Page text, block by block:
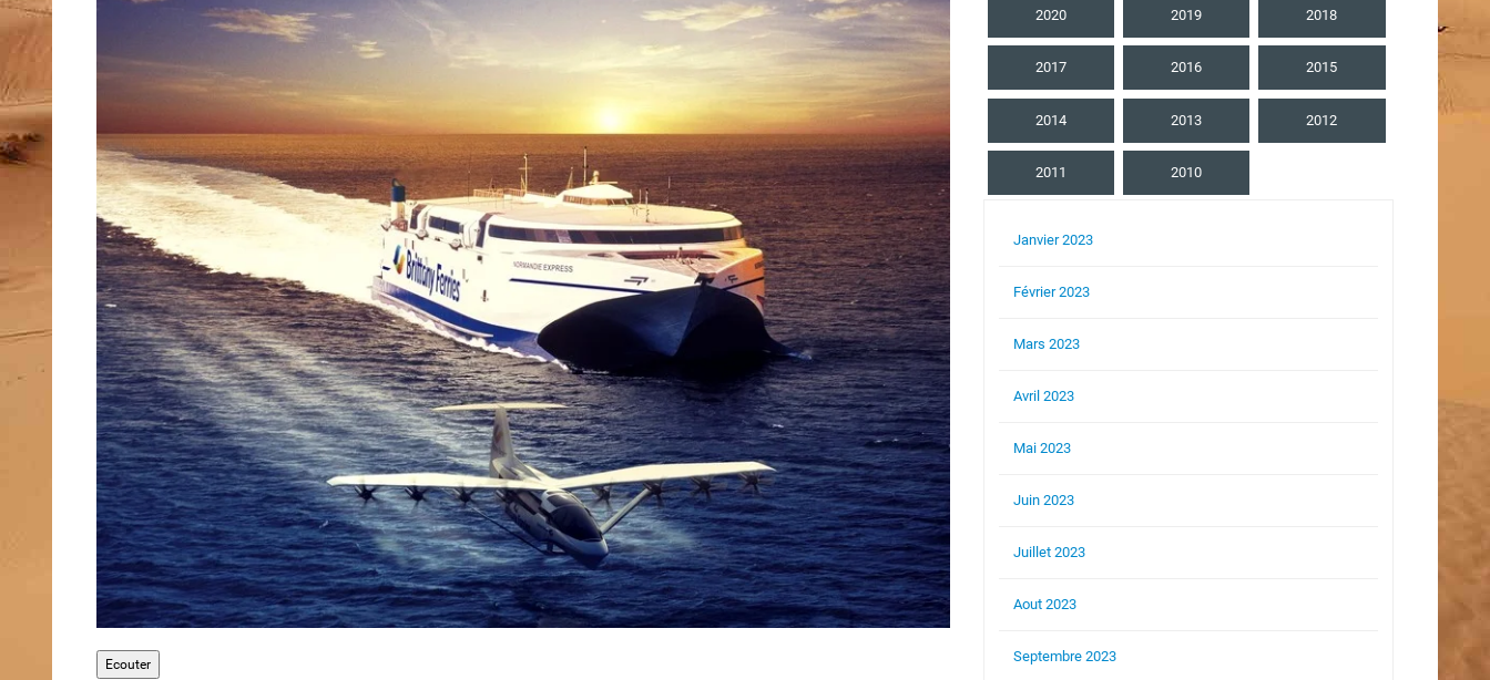
Ecouter
2020 2019 2018
2017 2016 2015
2014 2013 2012
2011 2010
Janvier 2023
Février 2023
Mars 2023
Avril 2023
Mai 2023
Juin 2023
Juillet 2023
Aout 2023
Septembre 2023